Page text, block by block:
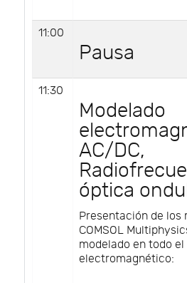
11:00
Pausa
11:30
Modelado
AC/DC,
óptica
Presentación de los
COMSOL
modelado en todo
electromagnético: